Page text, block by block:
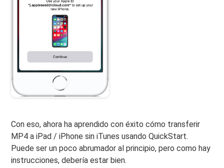
Con eso, ahora ha aprendido con éxito cómo transferir
MP4 a iPad / iPhone sin iTunes usando QuickStart.
Puede ser un poco abrumador al principio, pero como hay
instrucciones, debería estar bien.